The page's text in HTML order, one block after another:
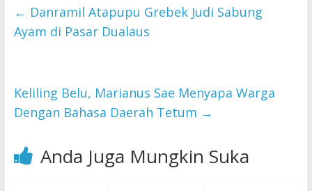
← Danramil Atapupu Grebek Judi Sabung
Ayam di Pasar Dualaus
Keliling Belu, Marianus Sae Menyapa Warga
Dengan Bahasa Daerah Tetum →
Anda Juga Mungkin Suka